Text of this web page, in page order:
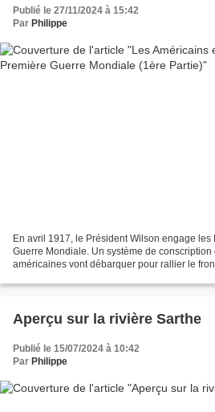
Publié le 27/11/2024 à 15:42
Par Philippe
En avril 1917, le Président Wilson engage les
Guerre Mondiale. Un système de
américaines vont débarquer pour rallier le
Aperçu sur la rivière Sarthe
Publié le 15/07/2024 à 10:42
Par Philippe